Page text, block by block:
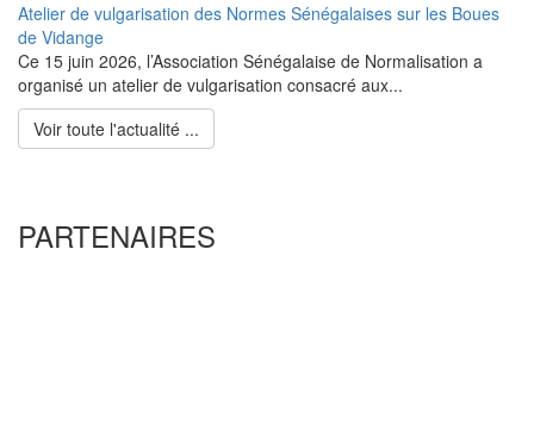
Atelier de vulgarisation des Normes Sénégalaises sur les Boues
de Vidange
Ce 15 juin 2026, l’Association Sénégalaise de Normalisation a
organisé un atelier de vulgarisation consacré aux...
Voir toute l'actualité ...
PARTENAIRES